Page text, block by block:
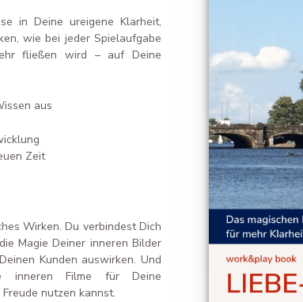
in Deine ureigene Klarheit,
wie bei jeder Spielaufgabe
fließen wird – auf Deine
aus
Zeit
Wirken.Du verbindest Dich
Magie Deiner inneren Bilder
Kunden auswirken. Und
Filme für Deine
nutzen kannst.